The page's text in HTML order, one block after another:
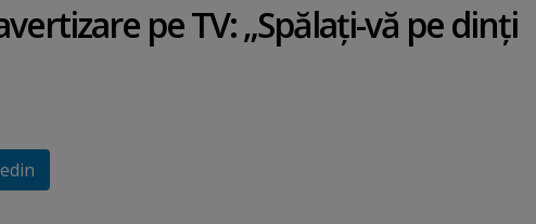
pe TV: „Spălaţi-vă pe dinţi